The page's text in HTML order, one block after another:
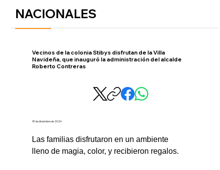
NACIONALES
Vecinos de la colonia Stibys disfrutan de la Villa
Navideña, que inauguró la administración del alcalde
Roberto Contreras
18 de diciembre de 2024
Las familias disfrutaron en un ambiente
lleno de magia, color, y recibieron regalos.